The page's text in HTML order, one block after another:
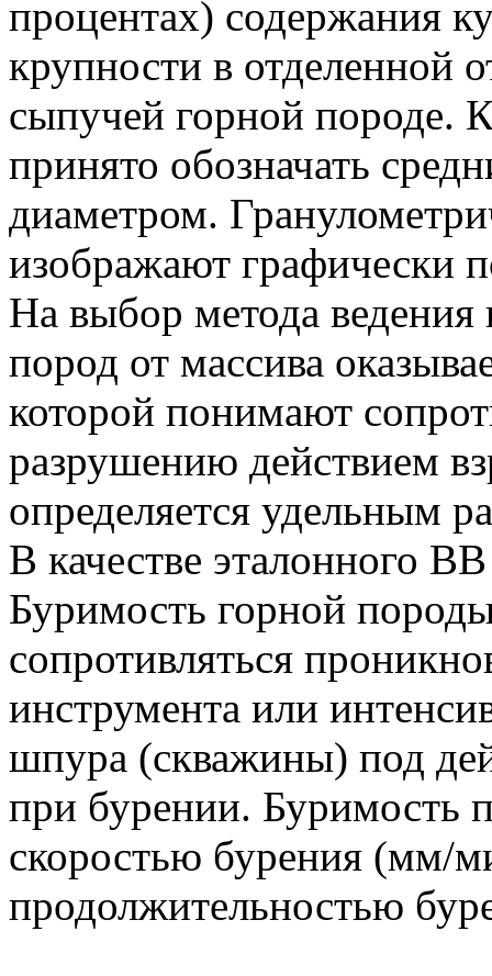
процентах) содержания
крупности в отделенной
сыпучей горной породе.
принято обозначать
диаметром.
изображают графически
На выбор метода
пород от массива
которой понимают
разрушению действием
определяется удельным
В качестве эталонного
Буримость горной
сопротивляться
инструмента или
шпура (скважины) под
при бурении. Буримость
скоростью бурения (мм/
продолжительностью